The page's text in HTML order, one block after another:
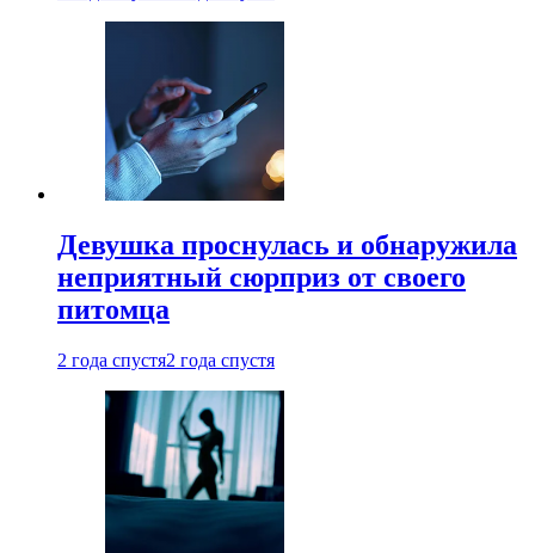
Девушка проснулась и обнаружила
неприятный сюрприз от своего
питомца
2 года спустя2 года спустя